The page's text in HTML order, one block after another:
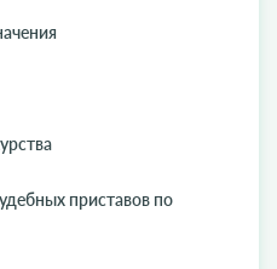
приставов по